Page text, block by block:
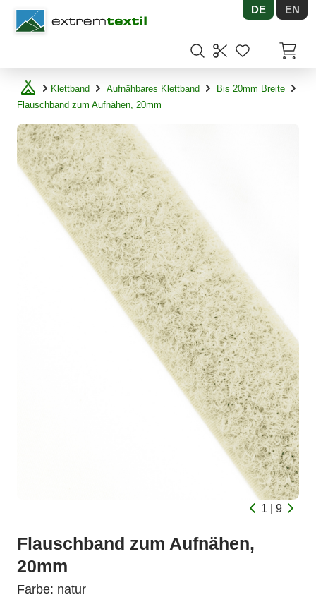
Shopware DE EN
Klettband Aufnähbares Klettband
Bis 20mm Breite
Flauschband zum Aufnähen, 20mm
1 | 9
Flauschband zum Aufnähen,
20mm
Farbe: natur